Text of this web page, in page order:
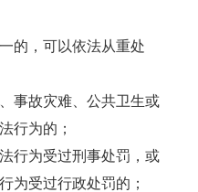
的，可以依法从重处
故灾难、公共卫生或
行为的；
为受过刑事处罚，或
为受过行政处罚的；